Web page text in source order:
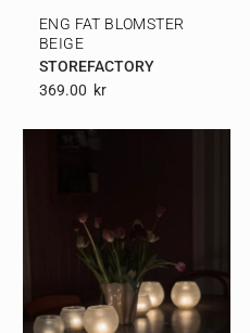
ENG FAT BLOMSTER
BEIGE
STOREFACTORY
369.00 Kr